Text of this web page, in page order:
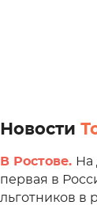
Новости
В Ростове. На
первая в
льготников в